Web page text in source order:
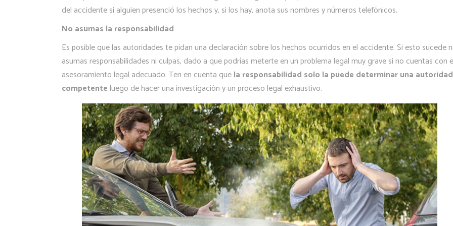
del accidente si alguien presenció los hechos y, si los hay, anota sus nombres y números telefónicos.
No asumas la responsabilidad
Es posible que las autoridades te pidan una declaración sobre los hechos ocurridos en el accidente. Si esto sucede
asumas responsabilidades ni culpas, dado a que podrías meterte en un problema legal muy grave si no cuentas con
asesoramiento legal adecuado. Ten en cuenta quela responsabilidad solo la puede determinar una autoridad
competenteluego de hacer una investigación y un proceso legal exhaustivo.